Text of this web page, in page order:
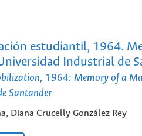
estudiantil, 1964.
Industrial de
1964: Memory of a
Santander
Diana Crucelly González Rey